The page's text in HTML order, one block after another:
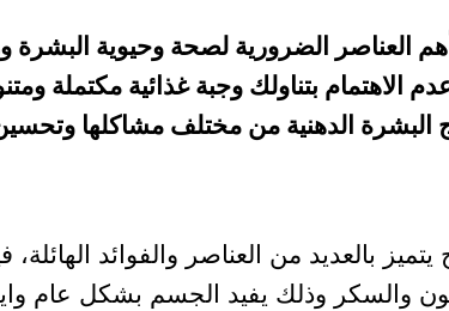
الضرورية لصحة وحيوية البشرة
الاهتمام بتناولك وجبة غذائية مكتملة
البشرة الدهنية من مختلف مشاكلها
بالعديد من العناصر والفوائد
والسكر وذلك يفيد الجسم بشكل عام